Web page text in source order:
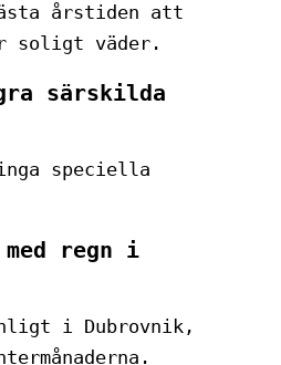
årstiden att
soligt väder.
särskilda
speciella
regn i
i Dubrovnik,